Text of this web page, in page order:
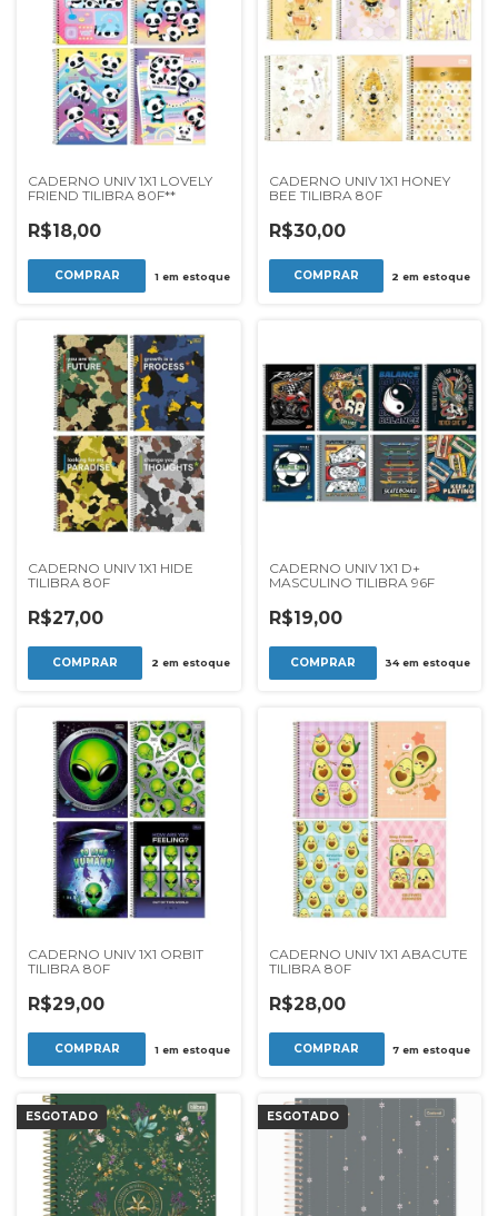
CADERNO UNIV 1X1 LOVELY
FRIEND TILIBRA 80F**
R$18,00
1em estoque
CADERNO UNIV 1X1 HONEY
BEE TILIBRA 80F
R$30,00
2 em estoque
CADERNO UNIV 1X1 HIDE
TILIBRA 80F
R$27,00
2 em estoque
CADERNO UNIV 1X1 D+
MASCULINO TILIBRA 96F
R$19,00
34em estoque
CADERNO UNIV 1X1 ORBIT
TILIBRA 80F
R$29,00
1em estoque
CADERNO UNIV 1X1 ABACUTE
TILIBRA 80F
R$28,00
7 em estoque
ESGOTADO ESGOTADO